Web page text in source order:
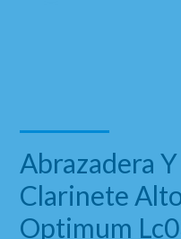
Abrazadera
Clarinete
Optimum